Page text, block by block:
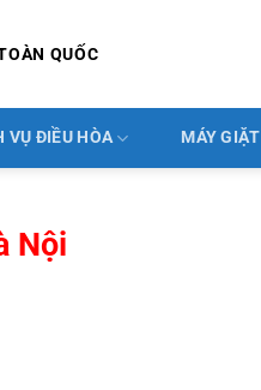
QUỐC
VỤ ĐIỀU HÒA MÁY GIẶT
Nội